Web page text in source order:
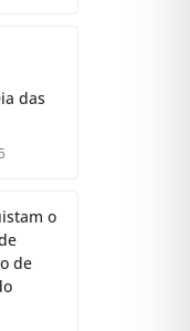
das
o
de